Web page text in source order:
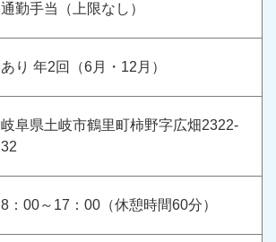
通勤手当（上限なし）
あり 年2回（6月・12月）
岐阜県土岐市鶴里町柿野字広畑2322-
32
8：00～17：00（休憩時間60分）